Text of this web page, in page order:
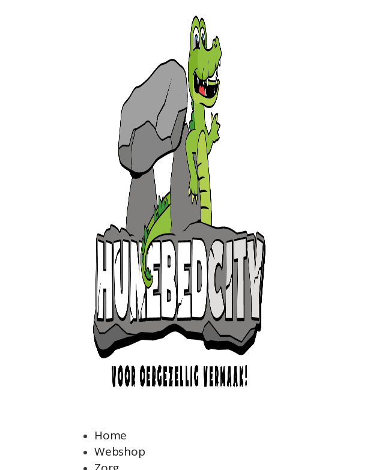
Home
Webshop